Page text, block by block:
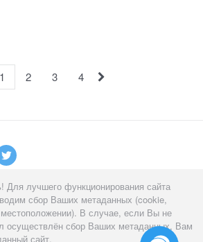
1 2 3 4
Для лучшего функционирования сайта
сбор Ваших метаданных (cookie,
В случае, если Вы не
осуществлён сбор Ваших метаданных, Вам
сайт.